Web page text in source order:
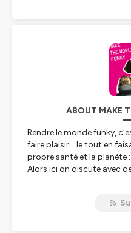
ABOUT MAKE
Rendre le monde funky,
faire plaisir… le tout en
propre santé et la planète
Alors ici on discute avec
quotidien, et zéro bullshit !